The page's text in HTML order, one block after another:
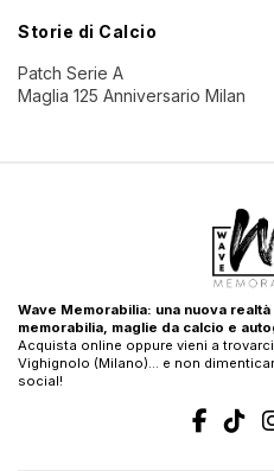
Storie di Calcio
Patch Serie A
Maglia 125 Anniversario Milan
Wave Memorabilia: una nuova
memorabilia, maglie da calcio e
Acquista online oppure vieni a
Vighignolo (Milano)… e non
social!